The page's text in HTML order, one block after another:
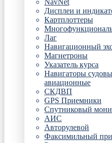
NavNet
Дисплеи и
Картплоттеры
Лаг
Навигационный
Магнетроны
Указатель курса
Навигаторы
авиационные
СКДВП
GPS Приемники
Спутниковый
АИС
Авторулевой
Факсимильный